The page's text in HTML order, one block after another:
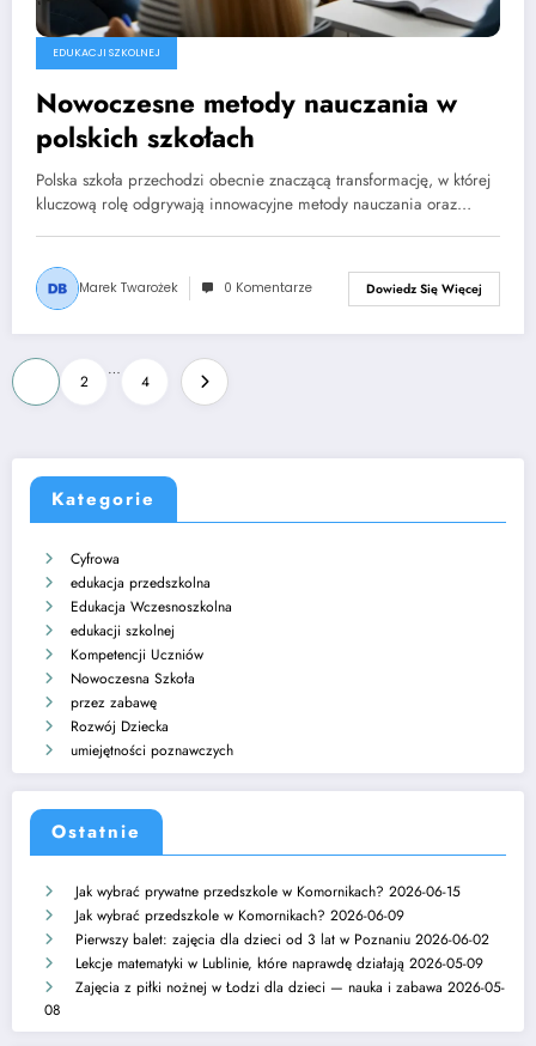
EDUKACJI SZKOLNEJ
Nowoczesne metody nauczania w
polskich szkołach
Polska szkoła przechodzi obecnie znaczącą transformację, w której
kluczową rolę odgrywają innowacyjne metody nauczania oraz…
Marek Twarożek 0 Komentarze Dowiedz Się Więcej
Stronicowanie
wpisów
2
…
4
Kategorie
Cyfrowa
edukacja przedszkolna
Edukacja Wczesnoszkolna
edukacji szkolnej
Kompetencji Uczniów
Nowoczesna Szkoła
przez zabawę
Rozwój Dziecka
umiejętności poznawczych
Ostatnie
Jak wybrać prywatne przedszkole w Komornikach? 2026-06-15
Jak wybrać przedszkole w Komornikach? 2026-06-09
Pierwszy balet: zajęcia dla dzieci od 3 lat w Poznaniu 2026-06-02
Lekcje matematyki w Lublinie, które naprawdę działają 2026-05-09
Zajęcia z piłki nożnej w Łodzi dla dzieci — nauka i zabawa 2026-05-
08